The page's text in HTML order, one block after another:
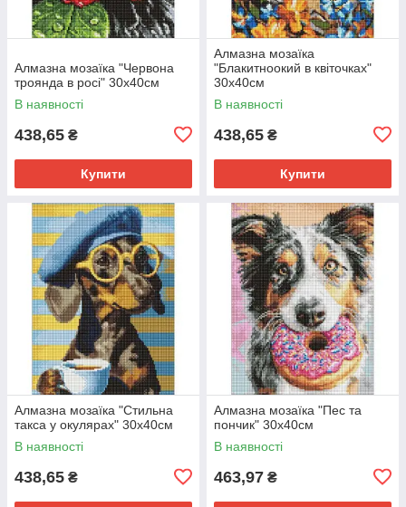
Алмазна мозаїка "Червона
троянда в росі" 30х40см
В наявності
438,65 ₴
Купити
Алмазна мозаїка
"Блакитноокий в квіточках"
30х40см
В наявності
438,65 ₴
Купити
Алмазна мозаїка "Стильна
такса у окулярах" 30х40см
В наявності
438,65 ₴
Алмазна мозаїка "Пес та
пончик" 30х40см
В наявності
463,97 ₴